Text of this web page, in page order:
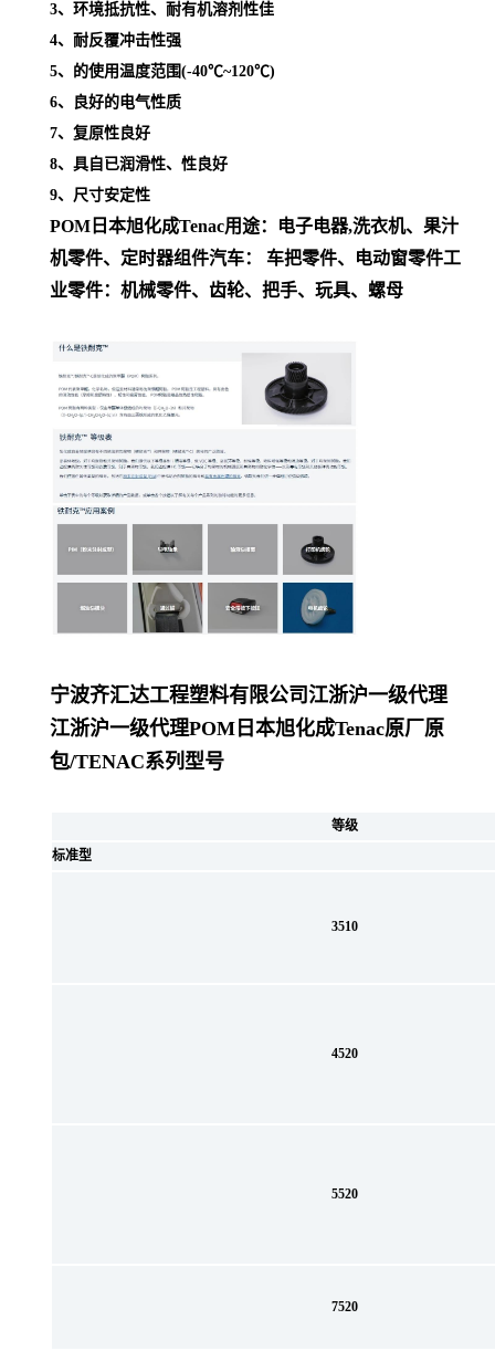
3、环境抵抗性、耐有机溶剂性佳
4、耐反覆冲击性强
5、的使用温度范围(-40℃~120℃)
6、良好的电气性质
7、复原性良好
8、具自已润滑性、性良好
9、尺寸安定性
POM日本旭化成Tenac用途：
电子电器,洗衣机、果汁
机零件、定时器组件汽车： 车把零件、电动窗零件工
业零件：机械零件、齿轮、把手、玩具、螺母
宁波齐汇达工程塑料有限公司江浙沪一级代理
江浙沪一级代理POM日本旭化成Tenac原厂原
包/TENAC系列型号
等级
标准型
3510
4520
5520
7520